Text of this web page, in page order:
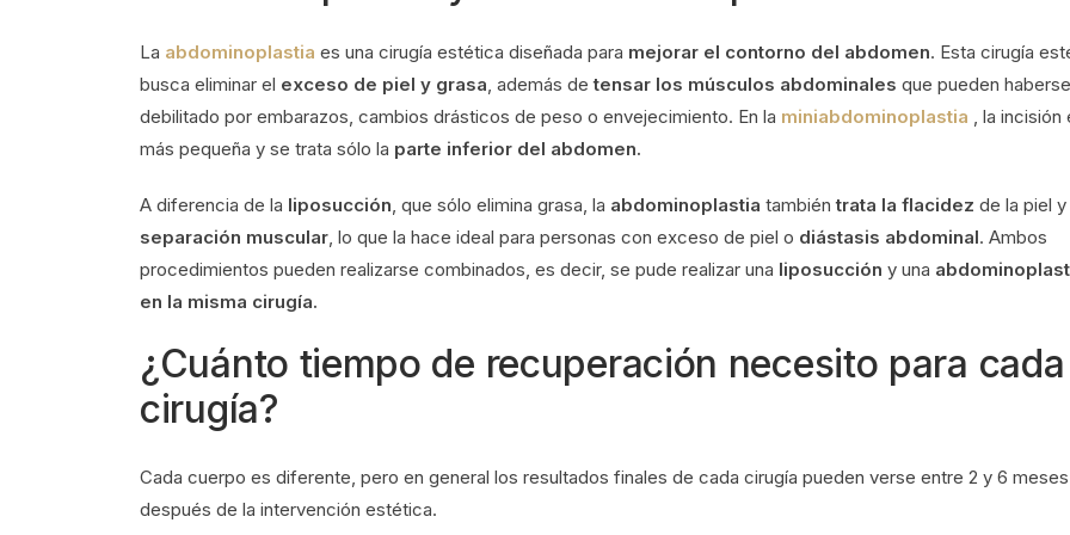
La abdominoplastia es una cirugía estética diseñada para mejorar el contorno del abdomen. Esta cirugía
busca eliminar el exceso de piel y grasa, además detensar los músculos abdominales que pueden haberse
debilitado por embarazos, cambios drásticos de peso o envejecimiento. En la miniabdominoplastia , la incisión
más pequeña y se trata sólo la parte inferior del abdomen.
A diferencia de la liposucción, que sólo elimina grasa, la abdominoplastia tambiéntrata la flacidez de la piel y
separación muscular, lo que la hace ideal para personas con exceso de piel o diástasis abdominal. Ambos
procedimientos pueden realizarse combinados, es decir, se pude realizar una liposucción y una
en la misma cirugía.
¿Cuánto tiempo de recuperación necesito para cada
cirugía?
Cada cuerpo es diferente, pero en general los resultados finales de cada cirugía pueden verse entre 2 y 6 meses
después de la intervención estética.